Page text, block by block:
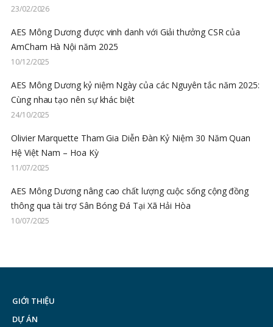
23/02/2026
AES Mông Dương được vinh danh với Giải thưởng CSR của
AmCham Hà Nội năm 2025
10/12/2025
AES Mông Dương kỷ niệm Ngày của các Nguyên tắc năm 2025:
Cùng nhau tạo nên sự khác biệt
24/10/2025
Olivier Marquette Tham Gia Diễn Đàn Kỷ Niệm 30 Năm Quan
Hệ Việt Nam – Hoa Kỳ
11/07/2025
AES Mông Dương nâng cao chất lượng cuộc sống cộng đồng
thông qua tài trợ Sân Bóng Đá Tại Xã Hải Hòa
10/07/2025
GIỚI THIỆU
DỰ ÁN